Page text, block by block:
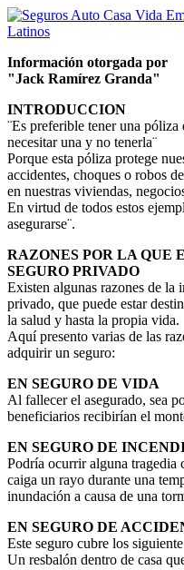
Información otorgada por
"Jack Ramírez Granda"
INTRODUCCION
¨Es preferible tener una
necesitar una y no tenerla¨
Porque esta póliza protege
accidentes, choques o robos
en nuestras viviendas,
En virtud de todos estos
asegurarse¨.
RAZONES POR LA QUE
SEGURO PRIVADO
Existen algunas razones de la
privado, que puede estar
la salud y hasta la propia vida.
Aquí presento varias de las
adquirir un seguro:
EN SEGURO DE VIDA
Al fallecer el asegurado, sea
beneficiarios recibirían el
EN SEGURO DE
Podría ocurrir alguna
caiga un rayo durante una
inundación a causa de una
EN SEGURO DE
Este seguro cubre los siguiente
Un resbalón dentro de casa